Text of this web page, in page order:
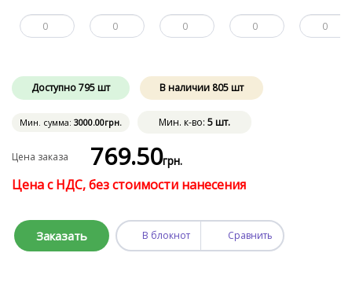
Доступно795 шт В наличии 805шт
Мин. сумма: 3000.00грн. Мин. к-во: 5 шт.
Цена заказа 769.50грн.
Цена с НДС, без стоимости нанесения
Заказать В блокнот Сравнить